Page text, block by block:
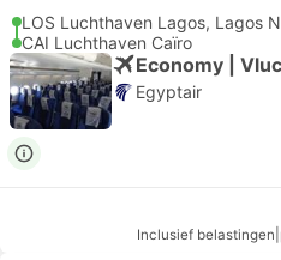
LOS Luchthaven Lagos, Lagos
CAI Luchthaven Caïro
Economy |
Egyptair
Inclusief belastingen